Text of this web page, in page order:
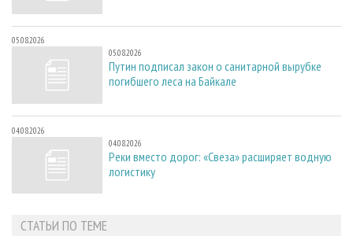
05.08.2026
05.08.2026
Путин подписал закон о санитарной вырубке
погибшего леса на Байкале
04.08.2026
04.08.2026
Реки вместо дорог: «Свеза» расширяет водную
логистику
СТАТЬИ ПО ТЕМЕ